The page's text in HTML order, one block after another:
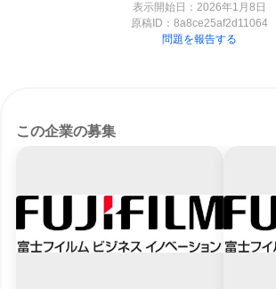
表示開始日：2026年1月8日
原稿ID： 8a8ce25af2d11064
問題を報告する
この企業の募集